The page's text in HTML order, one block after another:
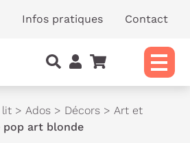
Infos pratiques Contact
lit > Ados > Décors > Art et
pop art blonde